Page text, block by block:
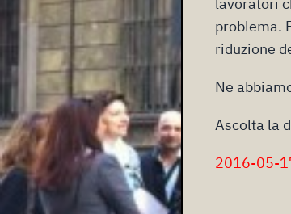
problema.
riduzione
Ne
Ascolta la
2016-05-